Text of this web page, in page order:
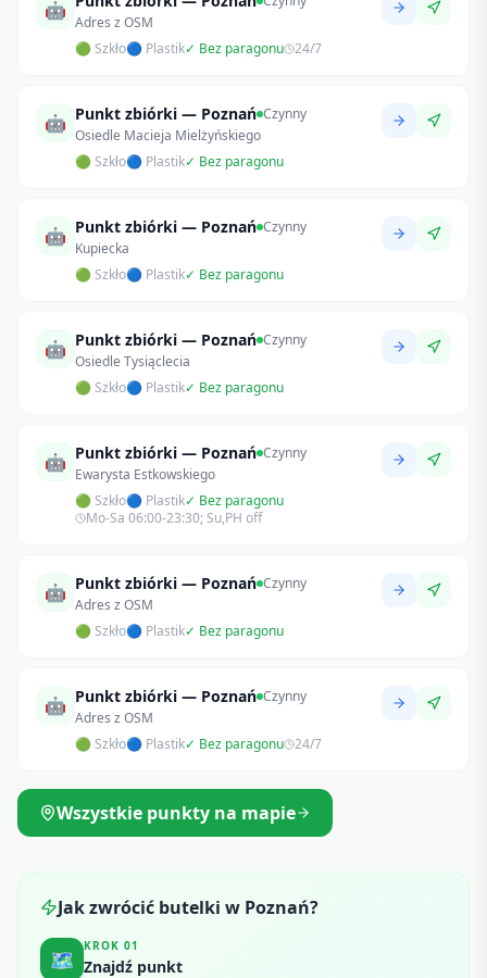
🤖
Adres z OSM
🟢 Szkło🔵 Plastik✓ Bez paragonu 24/7
🤖 Punkt zbiórki — Poznań Czynny
Osiedle Macieja Mielżyńskiego
🟢 Szkło🔵 Plastik✓ Bez paragonu
🤖 Punkt zbiórki — Poznań Czynny
Kupiecka
🟢 Szkło🔵 Plastik✓ Bez paragonu
🤖 Punkt zbiórki — Poznań Czynny
Osiedle Tysiąclecia
🟢 Szkło🔵 Plastik✓ Bez paragonu
🤖 Punkt zbiórki — Poznań Czynny
Ewarysta Estkowskiego
🟢 Szkło🔵 Plastik✓ Bez paragonu
Mo-Sa 06:00-23:30; Su,PH off
🤖 Punkt zbiórki — Poznań Czynny
Adres z OSM
🟢 Szkło🔵 Plastik✓ Bez paragonu
🤖 Punkt zbiórki — Poznań Czynny
Adres z OSM
🟢 Szkło🔵 Plastik✓ Bez paragonu 24/7
Wszystkie punkty na mapie
Jak zwrócić butelki w Poznań?
🗺️
KROK 01
Znajdź punkt